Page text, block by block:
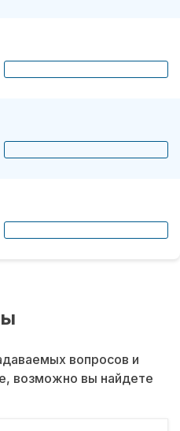
вопросов и
возможно вы найдете